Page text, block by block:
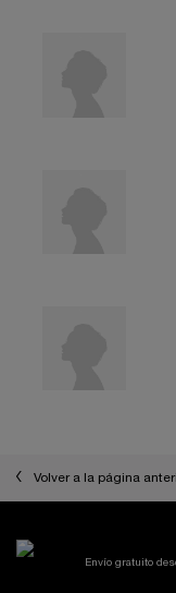
Volver a la página
Envío gratuito